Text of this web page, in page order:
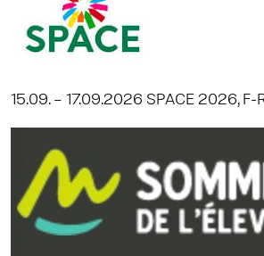
15.09. – 17.09.2026 SPACE 2026, F-